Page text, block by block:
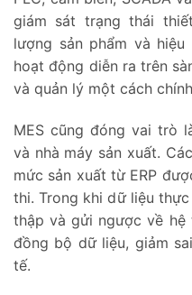
giám sát trạng thái
lượng sản phẩm và
hoạt động diễn ra trên
và quản lý một cách
MES cũng đóng vai trò
và nhà máy sản xuất.
mức sản xuất từ ERP
thi. Trong khi dữ liệu
thập và gửi ngược về hệ
đồng bộ dữ liệu, giảm
tế.